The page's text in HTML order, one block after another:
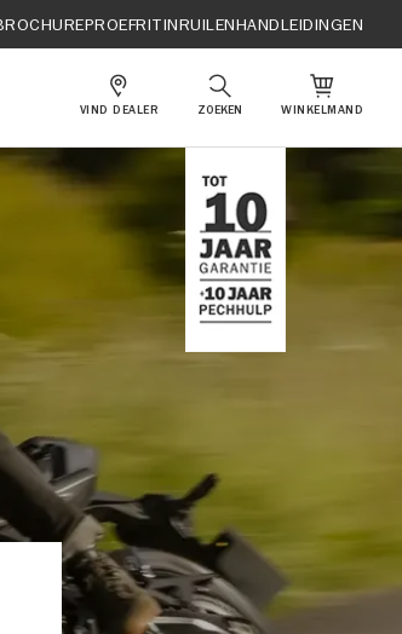
PROEFRITINRUILENHANDLEIDINGEN
VIND DEALER ZOEKEN WINKELMAND